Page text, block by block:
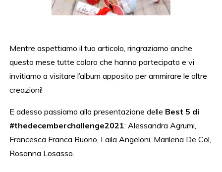
Mentre aspettiamo il tuo articolo, ringraziamo anche
questo mese tutte coloro che hanno partecipato e vi
invitiamo a visitare l’album apposito per ammirare le altre
creazioni!
E adesso passiamo alla presentazione delle Best 5 di
#thedecemberchallenge2021: Alessandra Agrumi,
Francesca Franca Buono, Laila Angeloni, Marilena De Col,
Rosanna Losasso.